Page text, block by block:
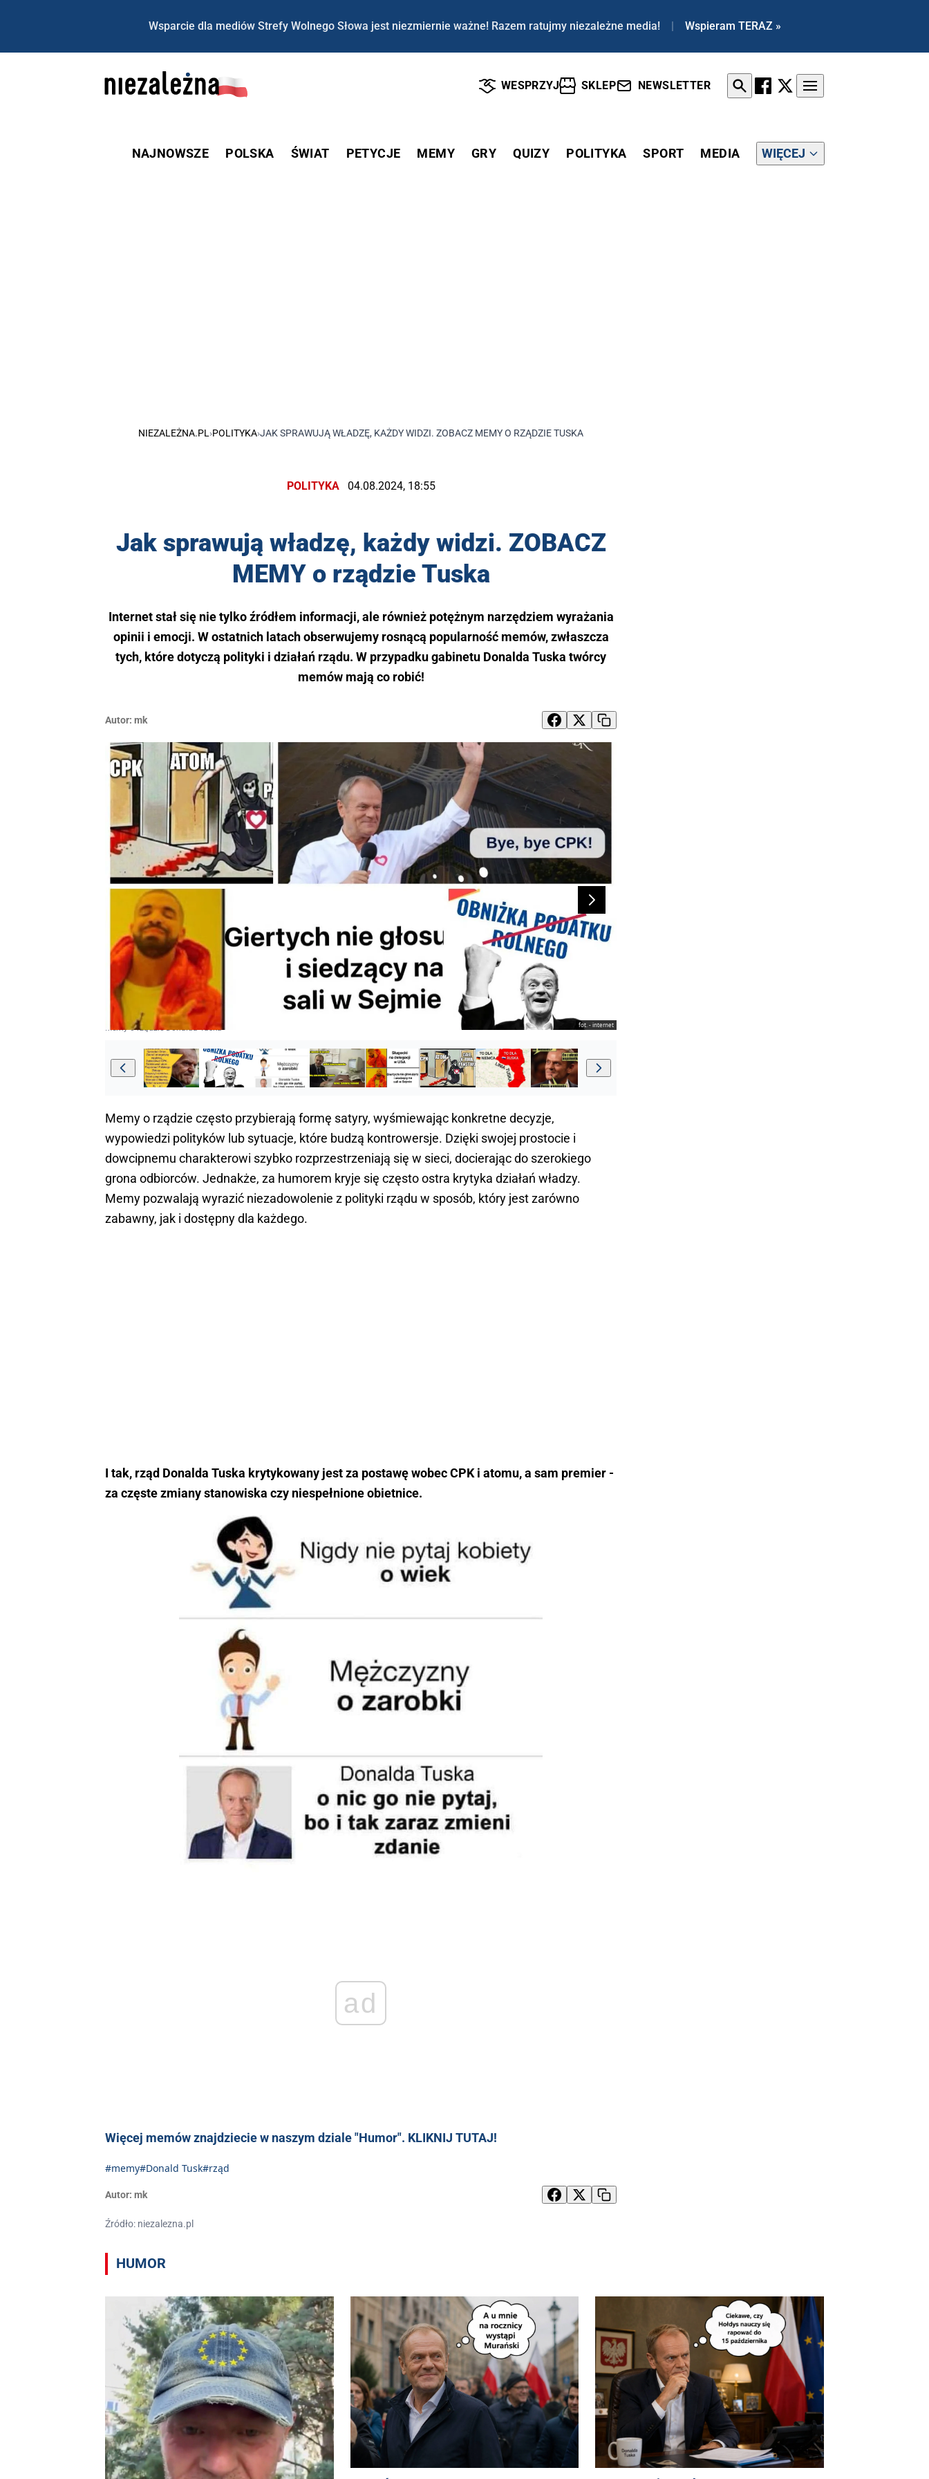
Wsparcie dla mediów Strefy Wolnego Słowa jest niezmiernie ważne! Razem ratujmy niezależne media! | Wspieram TERAZ »
WESPRZYJ SKLEP NEWSLETTER
NAJNOWSZE POLSKA ŚWIAT PETYCJE MEMY GRY QUIZY POLITYKA SPORT MEDIA WIĘCEJ
NIEZALEŻNA.PL ›POLITYKA›JAK SPRAWUJĄ WŁADZĘ, KAŻDY WIDZI. ZOBACZ MEMY O RZĄDZIE TUSKA
POLITYKA 04.08.2024, 18:55
Jak sprawują władzę, każdy widzi. ZOBACZ
MEMY o rządzie Tuska
Internet stał się nie tylko źródłem informacji, ale również potężnym narzędziem wyrażania
opinii i emocji. W ostatnich latach obserwujemy rosnącą popularność memów, zwłaszcza
tych, które dotyczą polityki i działań rządu. W przypadku gabinetu Donalda Tuska twórcy
memów mają co robić!
Autor: mk
fot. - internet
Memy o rządzie Donalda Tuska
Memy o rządzie często przybierają formę satyry, wyśmiewając konkretne decyzje,
wypowiedzi polityków lub sytuacje, które budzą kontrowersje. Dzięki swojej prostocie i
dowcipnemu charakterowi szybko rozprzestrzeniają się w sieci, docierając do szerokiego
grona odbiorców. Jednakże, za humorem kryje się często ostra krytyka działań władzy.
Memy pozwalają wyrazić niezadowolenie z polityki rządu w sposób, który jest zarówno
zabawny, jak i dostępny dla każdego.
I tak, rząd Donalda Tuska krytykowany jest za postawę wobec CPK i atomu, a sam premier -
za częste zmiany stanowiska czy niespełnione obietnice.
ad
Więcej memów znajdziecie w naszym dziale "Humor". KLIKNIJ TUTAJ!
#memy#Donald Tusk#rząd
Autor: mk
Źródło: niezalezna.pl
HUMOR